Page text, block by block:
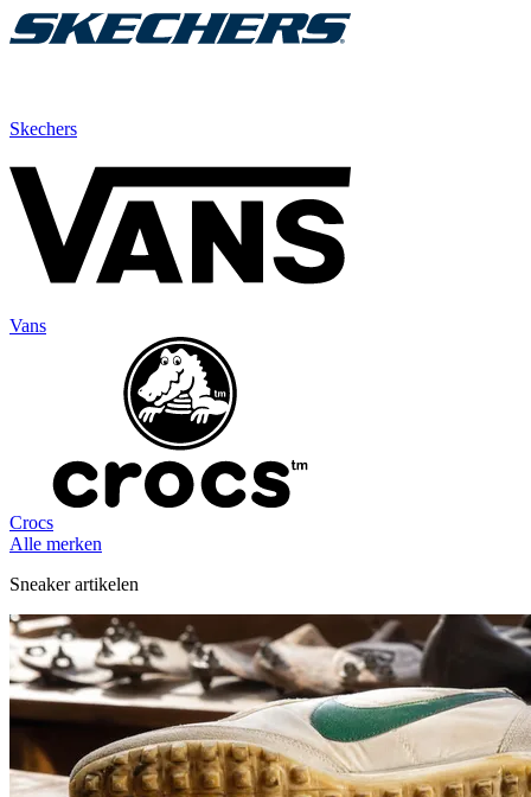
Skechers
Vans
Crocs
Alle merken
Sneaker artikelen